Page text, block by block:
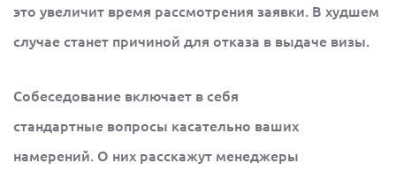
это увеличит время рассмотрения заявки. В худшем
случае станет причиной для отказа в выдаче визы.
Собеседование включает в себя
стандартные вопросы касательно ваших
намерений. О них расскажут менеджеры